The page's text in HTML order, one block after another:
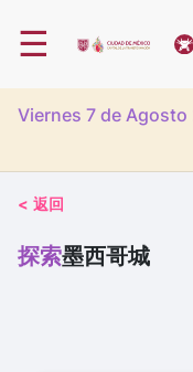
☰
Viernes 7 de
< 返回
探索墨西哥城